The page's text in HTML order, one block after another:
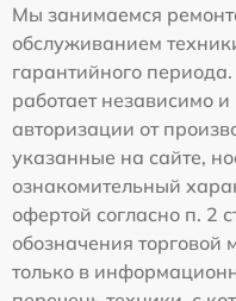
Мы занимаемся
обслуживанием
гарантийного
работает независимо
авторизации от
указанные на сайте,
ознакомительный
офертой согласно п. 2
обозначения
только в